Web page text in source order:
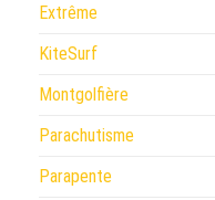
Extrême
KiteSurf
Montgolfière
Parachutisme
Parapente